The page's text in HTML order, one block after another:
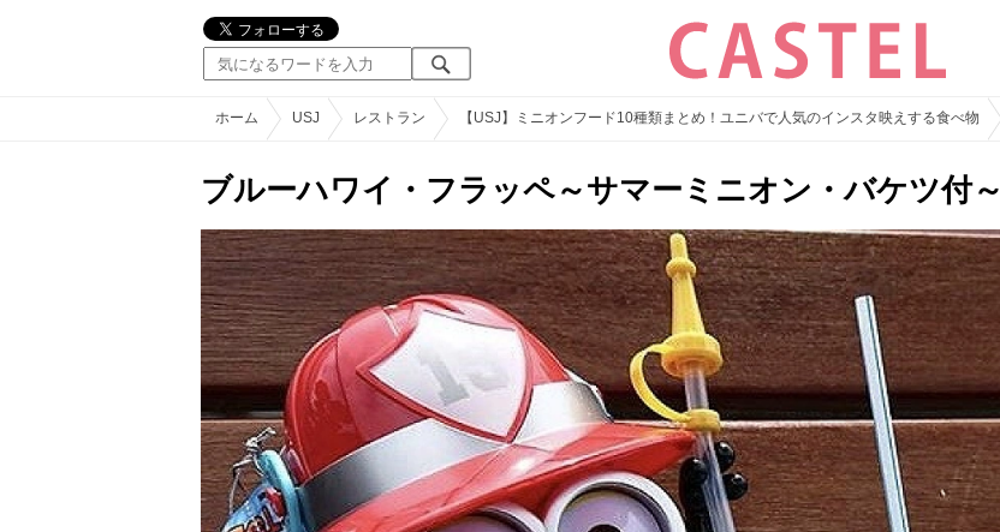
ホーム USJ レストラン 【USJ】ミニオンフード10種類まとめ！ユニバで人気のインスタ映えする食べ物
ブルーハワイ・フラッペ～サマーミニオン・バケツ付～